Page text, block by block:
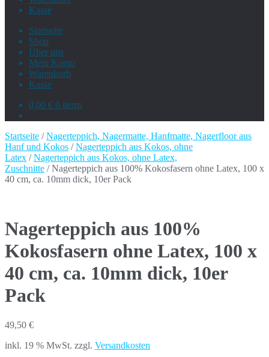
Kasse
Startseite
Shop
Über uns
Mein Konto
Warenkorb
Kasse
0,00 € 0 items
Startseite /Nagerteppich, Nagermatte, Hanfmatte, Nagerfloor aus
Hanf und Kokos /Nagerteppich aus Kokos, ohne
Latex /Nagerteppich aus Kokos, ohne Latex,
Zuschnitte / Nagerteppich aus 100% Kokosfasern ohne Latex, 100 x
40 cm, ca. 10mm dick, 10er Pack
Nagerteppich aus 100%
Kokosfasern ohne Latex, 100 x
40 cm, ca. 10mm dick, 10er
Pack
49,50 €
inkl. 19 % MwSt. zzgl. Versandkosten